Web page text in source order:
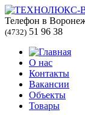
Телефон в
(4732) 51 96 38
О нас
Контакты
Вакансии
Объекты
Товары